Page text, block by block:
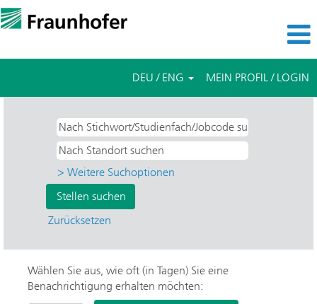
DEU / ENG MEIN PROFIL / LOGIN
> Weitere Suchoptionen
Zurücksetzen
Wählen Sie aus, wie oft (in Tagen) Sie eine
Benachrichtigung erhalten möchten: